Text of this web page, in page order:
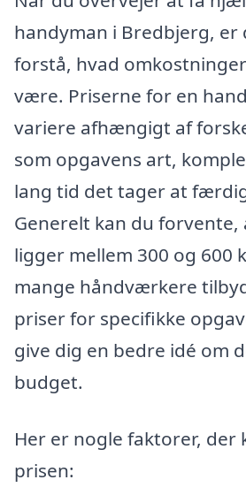
handyman i Bredbjerg,
forstå, hvad
være. Priserne for en
variere afhængigt af
som opgavens art,
lang tid det tager at
Generelt kan du
ligger mellem 300 og 600
mange håndværkere
priser for specifikke
give dig en bedre idé om
budget.
Her er nogle faktorer, der
prisen: